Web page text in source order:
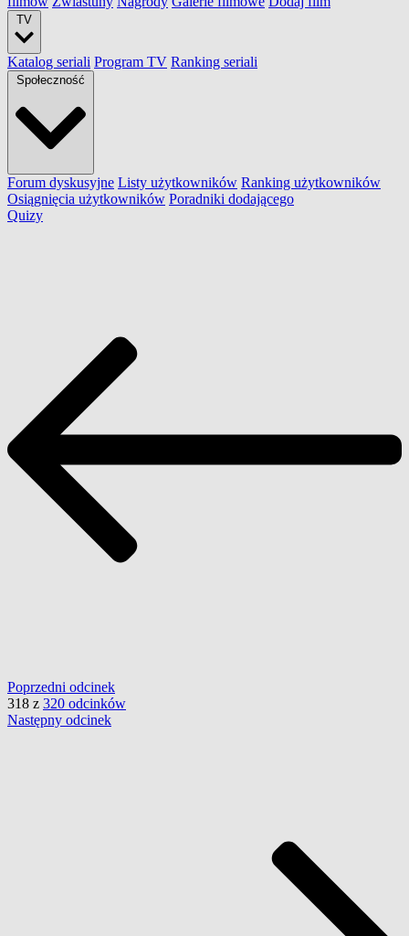
TV
Katalog seriali Program TV Ranking seriali
Społeczność
Forum dyskusyjne Listy użytkowników Ranking użytkowników
Osiągnięcia użytkowników Poradniki dodającego
Quizy
Poprzedni odcinek
318 z 320 odcinków
Następny odcinek